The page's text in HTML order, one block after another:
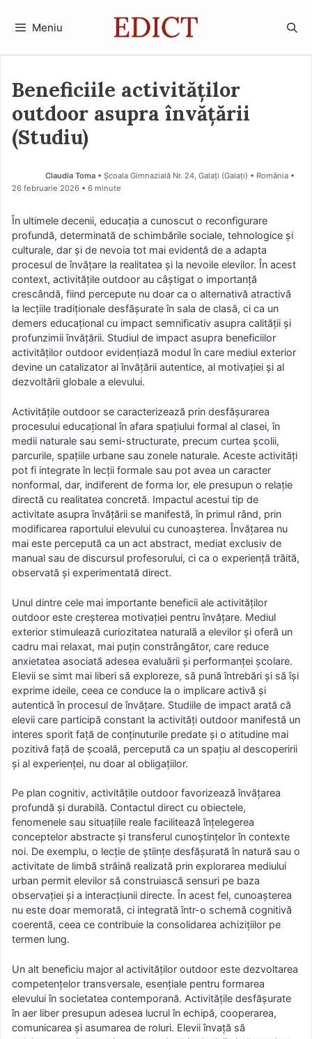
Meniu
Beneficiile activităților
outdoor asupra învățării
(Studiu)
Claudia Toma • Școala Gimnazială Nr. 24, Galați (Galaţi) • România
26 februarie 2026 • 6 minute
În ultimele decenii, educația a cunoscut o reconfigurare
profundă, determinată de schimbările sociale, tehnologice și
culturale, dar și de nevoia tot mai evidentă de a adapta
procesul de învățare la realitatea și la nevoile elevilor. În acest
context, activitățile outdoor au câștigat o importanță
crescândă, fiind percepute nu doar ca o alternativă atractivă
la lecțiile tradiționale desfășurate în sala de clasă, ci ca un
demers educațional cu impact semnificativ asupra calității și
profunzimii învățării. Studiul de impact asupra beneficiilor
activităților outdoor evidențiază modul în care mediul exterior
devine un catalizator al învățării autentice, al motivației și al
dezvoltării globale a elevului.
Activitățile outdoor se caracterizează prin desfășurarea
procesului educațional în afara spațiului formal al clasei, în
medii naturale sau semi-structurate, precum curtea școlii,
parcurile, spațiile urbane sau zonele naturale. Aceste activități
pot fi integrate în lecții formale sau pot avea un caracter
nonformal, dar, indiferent de forma lor, ele presupun o relație
directă cu realitatea concretă. Impactul acestui tip de
activitate asupra învățării se manifestă, în primul rând, prin
modificarea raportului elevului cu cunoașterea. Învățarea nu
mai este percepută ca un act abstract, mediat exclusiv de
manual sau de discursul profesorului, ci ca o experiență trăită,
observată și experimentată direct.
Unul dintre cele mai importante beneficii ale activităților
outdoor este creșterea motivației pentru învățare. Mediul
exterior stimulează curiozitatea naturală a elevilor și oferă un
cadru mai relaxat, mai puțin constrângător, care reduce
anxietatea asociată adesea evaluării și performanței școlare.
Elevii se simt mai liberi să exploreze, să pună întrebări și să își
exprime ideile, ceea ce conduce la o implicare activă și
autentică în procesul de învățare. Studiile de impact arată că
elevii care participă constant la activități outdoor manifestă un
interes sporit față de conținuturile predate și o atitudine mai
pozitivă față de școală, percepută ca un spațiu al descoperirii
și al experienței, nu doar al obligațiilor.
Pe plan cognitiv, activitățile outdoor favorizează învățarea
profundă și durabilă. Contactul direct cu obiectele,
fenomenele sau situațiile reale facilitează înțelegerea
conceptelor abstracte și transferul cunoștințelor în contexte
noi. De exemplu, o lecție de științe desfășurată în natură sau o
activitate de limbă străină realizată prin explorarea mediului
urban permit elevilor să construiască sensuri pe baza
observației și a interacțiunii directe. În acest fel, cunoașterea
nu este doar memorată, ci integrată într-o schemă cognitivă
coerentă, ceea ce contribuie la consolidarea achizițiilor pe
termen lung.
Un alt beneficiu major al activităților outdoor este dezvoltarea
competențelor transversale, esențiale pentru formarea
elevului în societatea contemporană. Activitățile desfășurate
în aer liber presupun adesea lucrul în echipă, cooperarea,
comunicarea și asumarea de roluri. Elevii învață să